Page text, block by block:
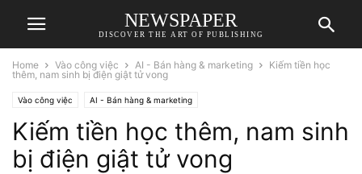
NEWSPAPER
DISCOVER THE ART OF PUBLISHING
Home Vào công việc AI - Bán hàng & marketing
Kiếm tiền học
thêm, nam sinh bị điện giật tử vong
Vào công việc AI - Bán hàng & marketing
Kiếm tiền học thêm, nam sinh
bị điện giật tử vong